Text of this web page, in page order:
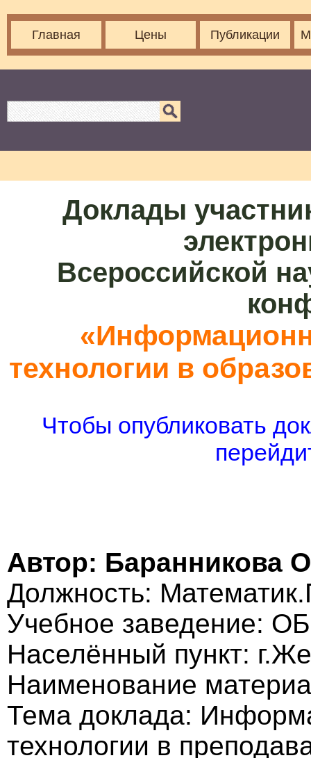
Главная Цены Публикации
Доклады
Всероссийской
технологии в
Чтобы опубликовать
Автор: Баранникова
Должность:
Учебное заведение:
Населённый пункт:
Наименование
Тема доклада:
технологии в